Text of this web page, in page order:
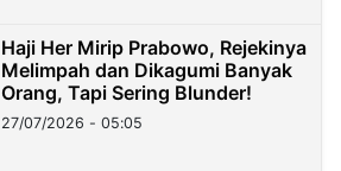
Haji Her Mirip Prabowo, Rejekinya
Melimpah dan Dikagumi Banyak
Orang, Tapi Sering Blunder!
27/07/2026 - 05:05